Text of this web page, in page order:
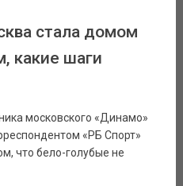
стала домом
какие шаги
московского «Динамо»
«РБ Спорт»
что бело-голубые не